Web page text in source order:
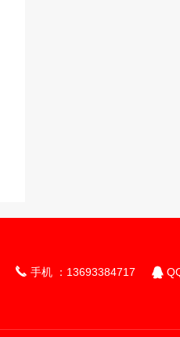
 手机 ：13693384717 